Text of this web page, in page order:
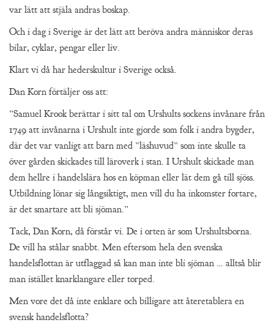
var lätt att stjäla andras boskap.
Och i dag i Sverige är det lätt att beröva andra människor deras
bilar, cyklar, pengar eller liv.
Klart vi då har hederskultur i Sverige också.
Dan Korn förtäljer oss att:
”Samuel Krook berättar i sitt tal om Urshults sockens invånare från
1749 att invånarna i Urshult inte gjorde som folk i andra bygder,
där det var vanligt att barn med ”läshuvud” som inte skulle ta
över gården skickades till läroverk i stan. I Urshult skickade man
dem hellre i handelslära hos en köpman eller lät dem gå till sjöss.
Utbildning lönar sig långsiktigt, men vill du ha inkomster fortare,
är det smartare att bli sjöman.”
Tack, Dan Korn, då förstår vi. De i orten är som Urshultsborna.
De vill ha stålar snabbt. Men eftersom hela den svenska
handelsflottan är utflaggad så kan man inte bli sjöman … alltså blir
man istället knarklangare eller torped.
Men vore det då inte enklare och billigare att återetablera en
svensk handelsflotta?